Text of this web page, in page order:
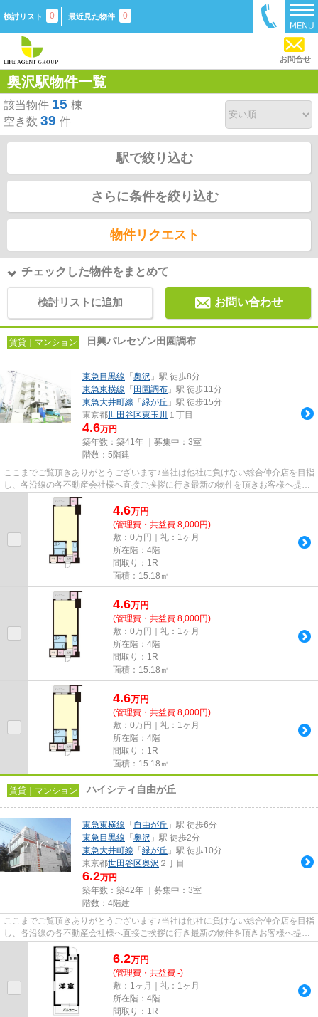
検討リスト 0 最近見た物件 0
お問合せ
奥沢駅物件一覧
該当物件 15 棟
空き数 39 件
駅で絞り込む
さらに条件を絞り込む
物件リクエスト
チェックした物件をまとめて
検討リストに追加 お問い合わせ
賃貸｜マンション 日興パレセゾン田園調布
東急目黒線 「 奥沢 」駅 徒歩8分
東急東横線 「 田園調布 」駅 徒歩11分
東急大井町線 「 緑が丘 」駅 徒歩15分
東京都世田谷区東玉川 １丁目
4.6万円
築年数：築41年 ｜募集中： 3室
階数：5階建
ここまでご覧頂きありがとうございます♪当社は他社に負けない総合仲介店を目指
し、各沿線の各不動産会社様へ直接ご挨拶に行き最新の物件を頂きお客様へ提供
しております！最新の情報は...
4.6万円
(管理費・共益費 8,000円)
敷：0万円｜礼：1ヶ月
所在階：4階
間取り：1R
面積：15.18㎡
4.6万円
(管理費・共益費 8,000円)
敷：0万円｜礼：1ヶ月
所在階：4階
間取り：1R
面積：15.18㎡
4.6万円
(管理費・共益費 8,000円)
敷：0万円｜礼：1ヶ月
所在階：4階
間取り：1R
面積：15.18㎡
賃貸｜マンション ハイシティ自由が丘
東急東横線 「 自由が丘 」駅 徒歩6分
東急目黒線 「 奥沢 」駅 徒歩2分
東急大井町線 「 緑が丘 」駅 徒歩10分
東京都世田谷区奥沢 ２丁目
6.2万円
築年数：築42年 ｜募集中： 3室
階数：4階建
ここまでご覧頂きありがとうございます♪当社は他社に負けない総合仲介店を目指
し、各沿線の各不動産会社様へ直接ご挨拶に行き最新の物件を頂きお客様へ提供
しております！最新の情報は...
6.2万円
(管理費・共益費 -)
敷：1ヶ月｜礼：1ヶ月
所在階：4階
間取り：1R